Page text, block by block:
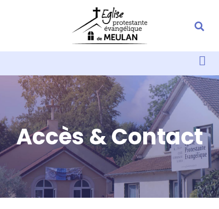
Accès & Contact